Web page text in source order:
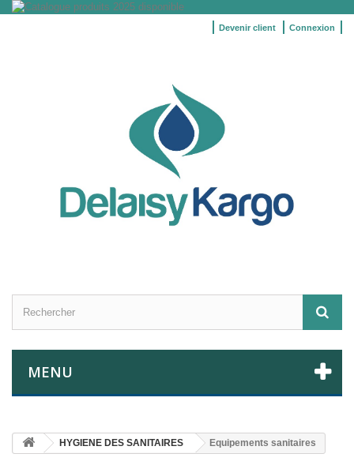
Connexion
Devenir client
MENU
HYGIENE DES SANITAIRES Equipements sanitaires